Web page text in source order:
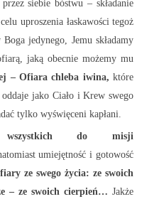
siebie bóstwu – składanie
uproszenia łaskawości tegoż
jedynego, Jemu składamy
jaką obecnie możemy mu
– Ofiara chleba iwina, które
jako Ciało i Krew swego
tylko wyświęceni kapłani.
wszystkich do misji
umiejętność i gotowość
ze swego życia: ze swoich
– ze swoich cierpień… Jakże